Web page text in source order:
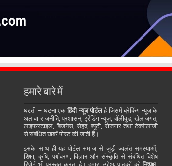
हमारे बारे में
घटती – घटना एकहिंदी न्यूज़ पोर्टलहै जिसमें ब्रेकिंग न्यूज़ के
अलावा राजनीति, प्रशासन, ट्रेंडिंग न्यूज़, बॉलीवुड, खेल जगत,
लाइफस्टाइल, बिजनेस, सेहत, ब्यूटी, रोजगार तथा टेक्नोलॉजी
से संबंधित खबरें पोस्ट की जाती हैं।
इसके साथ ही यह पोर्टल समाज से जुड़ी ज्वलंत समस्याओं,
शिक्षा, कृषि, पर्यावरण, विज्ञान और संस्कृति से संबंधित विशेष
रिपोर्ट भी प्रस्तुत करता है। हमारा उद्देश्य पाठकों कोनिष्पक्ष,